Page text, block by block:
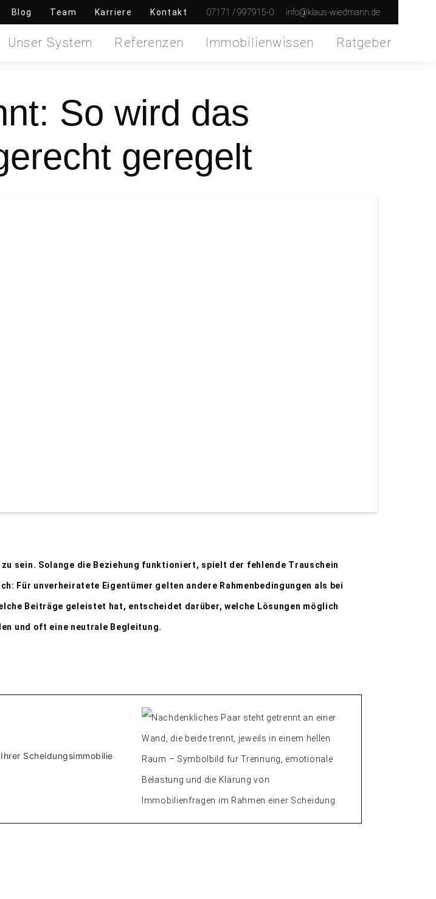
Blog Team Karriere Kontakt 07171 / 997915-0 info@klaus-wiedmann.de
Unser System Referenzen Immobilienwissen Ratgeber
So wird das
geregelt
sein. Solange die Beziehung funktioniert, spielt der fehlende Trauschein
Für unverheiratete Eigentümer gelten andere Rahmenbedingungen als bei
Beiträge geleistet hat, entscheidet darüber, welche Lösungen möglich
und oft eine neutrale Begleitung.
Scheidungsimmobilie